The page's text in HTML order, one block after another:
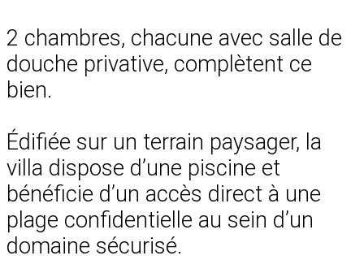
2 chambres, chacune avec salle de
douche privative, complètent ce
bien.
Édifiée sur un terrain paysager, la
villa dispose d’une piscine et
bénéficie d’un accès direct à une
plage confidentielle au sein d’un
domaine sécurisé.